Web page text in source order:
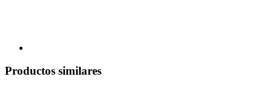
Productos similares